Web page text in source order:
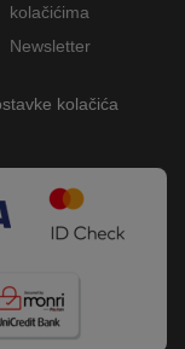
kolačićima
Newsletter
kolačića